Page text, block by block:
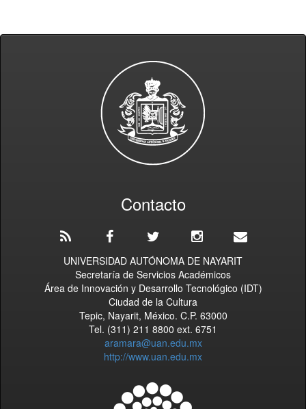
Contacto
UNIVERSIDAD AUTÓNOMA DE NAYARIT
Secretaría de Servicios Académicos
Área de Innovación y Desarrollo Tecnológico (IDT)
Ciudad de la Cultura
Tepic, Nayarit, México. C.P. 63000
Tel. (311) 211 8800 ext. 6751
aramara@uan.edu.mx
http://www.uan.edu.mx